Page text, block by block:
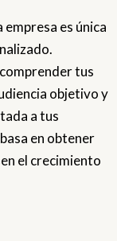
empresa es única
tus
objetivo y
a tus
en obtener
el crecimiento